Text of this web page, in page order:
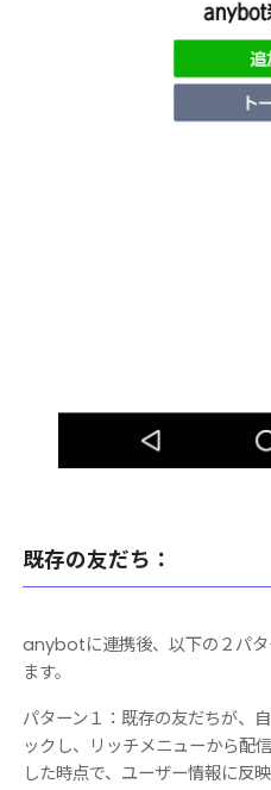
既存の友だち：
anybotに連携後、以下の２パ
ます。
パターン１：既存の友だちが、
ックし、リッチメニューから配
した時点で、ユーザー情報に反映